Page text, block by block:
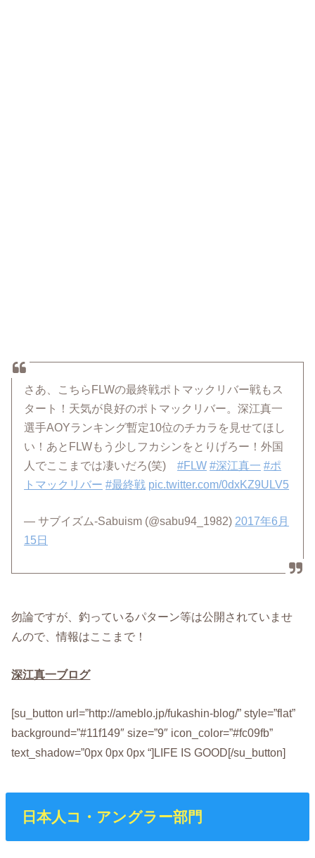
さあ、こちらFLWの最終戦ポトマックリバー戦もス
タート！天気が良好のポトマックリバー。深江真一
選手AOYランキング暫定10位のチカラを見せてほし
い！あとFLWもう少しフカシンをとりげろー！外国
人でここまでは凄いだろ(笑)#FLW #深江真一 #ポ
トマックリバー #最終戦 pic.twitter.com/0dxKZ9ULV5
— サブイズム-Sabuism (@sabu94_1982) 2017年6月
15日
勿論ですが、釣っているパターン等は公開されていませ
んので、情報はここまで！
深江真一ブログ
[su_button url=”http://ameblo.jp/fukashin-blog/” style=”flat”
background=”#11f149″ size=”9″ icon_color=”#fc09fb”
text_shadow=”0px 0px 0px “]LIFE IS GOOD[/su_button]
日本人コ・アングラー部門